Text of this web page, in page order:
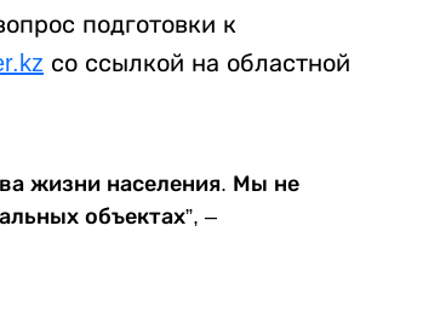
подготовки к
со ссылкой на областной
жизни населения. Мы не
объектах”, –